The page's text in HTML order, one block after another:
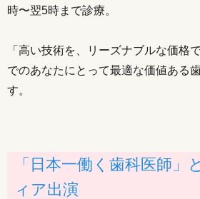
時〜翌5時まで診療。
「高い技術を、リーズナブルな価格
でのあなたにとって最適な価値ある
す。
「日本一働く歯科医師」
ィア出演